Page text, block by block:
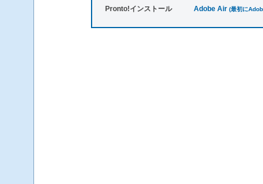
Pronto!インストール Adobe Air (最初に